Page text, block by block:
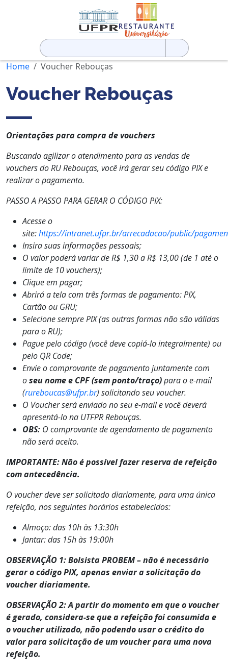
Pesquisar
por:
Home
Voucher Rebouças
Voucher Rebouças
Orientações para compra de vouchers
Buscando agilizar o atendimento para as vendas de
vouchers do RU Rebouças, você irá gerar seu código PIX e
realizar o pagamento.
PASSO A PASSO PARA GERAR O CÓDIGO PIX:
Acesse o
site:https://intranet.ufpr.br/arrecadacao/public/
Insira suas informações pessoais;
O valor poderá variar de R$ 1,30 a R$ 13,00 (de 1 até o
limite de 10 vouchers);
Clique em pagar;
Abrirá a tela com três formas de pagamento: PIX,
Cartão ou GRU;
Selecione sempre PIX (as outras formas não são válidas
para o RU);
Pague pelo código (você deve copiá-lo integralmente) ou
pelo QR Code;
Envie o comprovante de pagamento juntamente com
oseu nome e CPF (sem ponto/traço)para o e-mail
(rureboucas@ufpr.br) solicitando seu voucher.
O Voucher será enviado no seu e-mail e você deverá
apresentá-lo na UTFPR Rebouças.
OBS: O comprovante de agendamento de pagamento
não será aceito.
IMPORTANTE: Não é possível fazer reserva de refeição
com antecedência.
O voucher deve ser solicitado diariamente, para uma única
refeição, nos seguintes horários estabelecidos:
Almoço: das 10h às 13:30h
Jantar: das 15h às 19:00h
OBSERVAÇÃO 1: Bolsista PROBEM – não é necessário
gerar o código PIX, apenas enviar a solicitação do
voucher diariamente.
OBSERVAÇÃO 2: A partir do momento em que o voucher
é gerado, considera-se que a refeição foi consumida e
o voucher utilizado, não podendo usar o crédito do
valor para solicitação de um voucher para uma nova
refeição.